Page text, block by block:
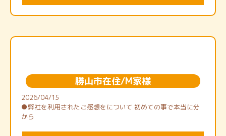
勝山市在住/M家様
2026/04/15
●弊社を利用されたご感想をについて 初めての事で本当に分
から